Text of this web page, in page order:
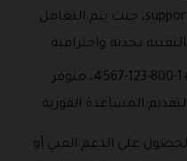
، حيث يتم التعامل
بجدية واحترافية.
للدعم المباشر: +1-800-123-4567، متوفر
المساعدة الفورية.
على الدعم الفني أو